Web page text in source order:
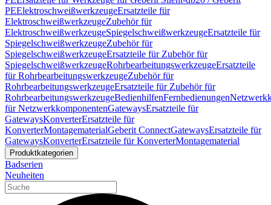
PEElektroschweißwerkzeugeErsatzteile für
ElektroschweißwerkzeugeZubehör für
ElektroschweißwerkzeugeSpiegelschweißwerkzeugeErsatzteile für
SpiegelschweißwerkzeugeZubehör für
SpiegelschweißwerkzeugeErsatzteile für Zubehör für
SpiegelschweißwerkzeugeRohrbearbeitungswerkzeugeErsatzteile
für RohrbearbeitungswerkzeugeZubehör für
RohrbearbeitungswerkzeugeErsatzteile für Zubehör für
RohrbearbeitungswerkzeugeBedienhilfenFernbedienungen
für NetzwerkkomponentenGatewaysErsatzteile für
GatewaysKonverterErsatzteile für
KonverterMontagematerialGeberit ConnectGatewaysErsatzteile für
GatewaysKonverterErsatzteile für KonverterMontagematerial
Produktkategorien
Badserien
Neuheiten